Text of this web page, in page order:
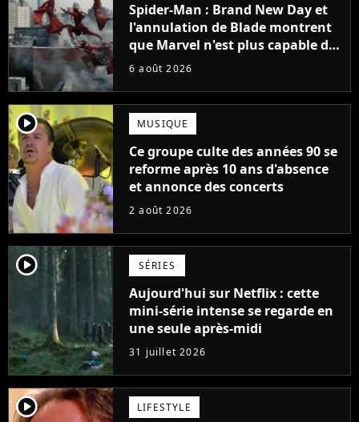
Spider-Man : Brand New Day et
l'annulation de Blade montrent
que Marvel n'est plus capable de
faire quoi que ce soit de simple
6 août 2026
player2 MUSIQUE
Ce groupe culte des années 90 se
reforme après 10 ans d'absence
et annonce des concerts
2 août 2026
player2 SÉRIES
Aujourd'hui sur Netflix : cette
mini-série intense se regarde en
une seule après-midi
31 juillet 2026
player2 LIFESTYLE